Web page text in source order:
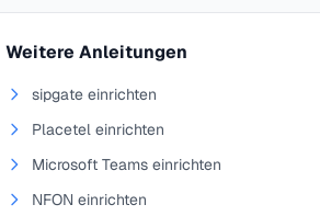
Weitere Anleitungen
sipgate einrichten
Placetel einrichten
Microsoft Teams einrichten
NFON einrichten